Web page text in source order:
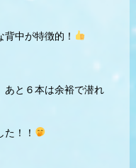
中が特徴的！
あと６本は余裕で潜れ
！！